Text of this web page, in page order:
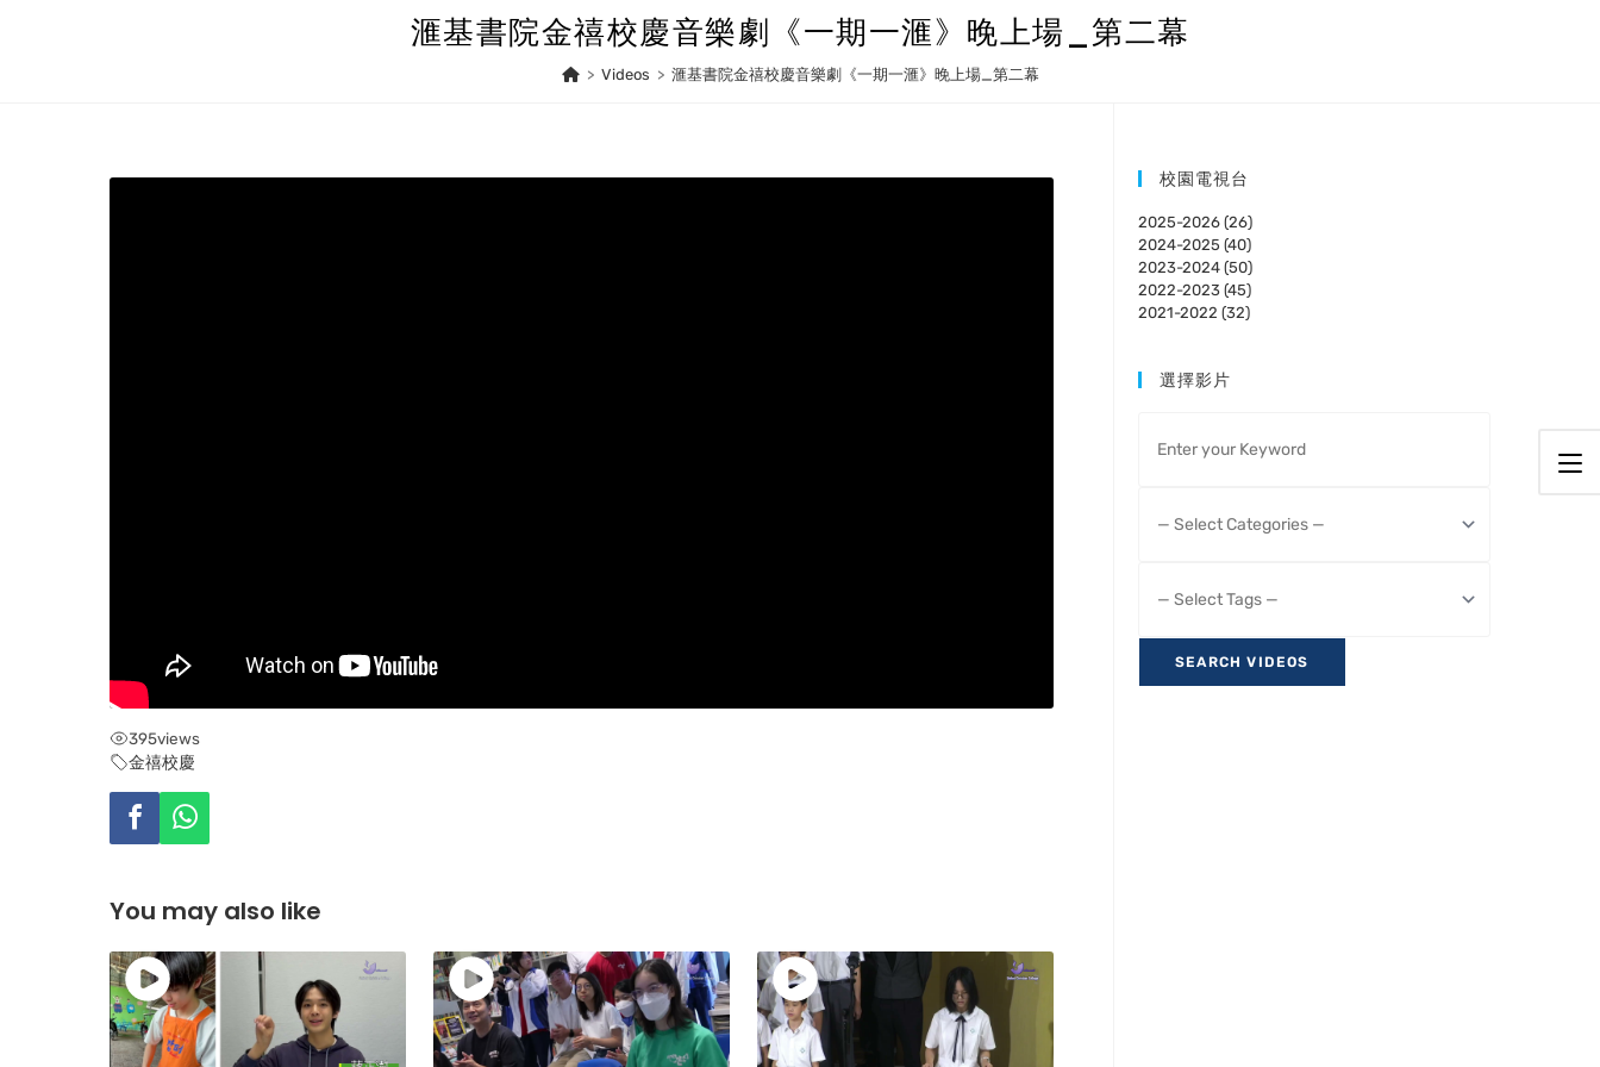
滙基書院金禧校慶音樂劇《一期一滙》晚上場_第二幕
> Videos > 滙基書院金禧校慶音樂劇《一期一滙》晚上場_第二幕
395views
金禧校慶
You may also like
校園電視台
2025-2026 (26)
2024-2025 (40)
2023-2024 (50)
2022-2023 (45)
2021-2022 (32)
選擇影片